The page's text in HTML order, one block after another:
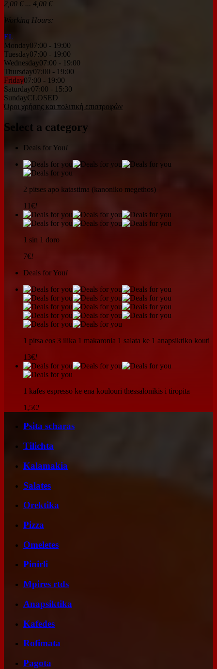
2,00 € ... 4,00 €
Working Hours:
ΕL
Monday07:00 - 19:00
Tuesday07:00 - 19:00
Wednesday07:00 - 19:00
Thursday07:00 - 19:00
Friday07:00 - 19:00
Saturday07:00 - 15:30
SundayCLOSED
Όροι χρήσης και πολιτική επιστροφών
Select a category
Deals for You!
2 pitses apo katastima (kanoniko megethos)
11€!
1 sin 1 doro
7€!
Deals for You!
1 pitsa eos 3 ilika 1 makaronia 1 salata ke 1 anapsiktiko kouti
13€!
1 kafes espresso ke ena koulouri thessalonikis i tiropita
1,5€!
Psita scharas
Tilichta
Kalamakia
Salates
Orektika
Pizza
Omeletes
Pinirli
Mpires rtds
Anapsiktika
Kafedes
Rofimata
Pagota